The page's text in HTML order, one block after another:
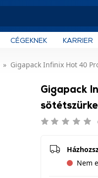
CÉGEKNEK KARRIER
Gigapack Infinix Hot 40
Gigapack
Nem